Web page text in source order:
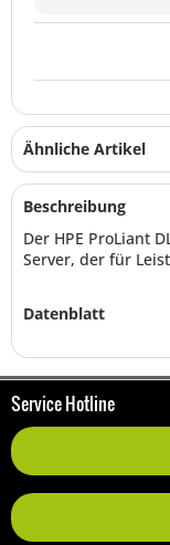
Ähnliche Artikel
Beschreibung
Der HPE ProLiant
Server, der für
Datenblatt
Service Hotline